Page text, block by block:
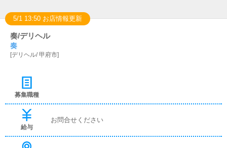
5/1 13:50 お店情報更新
奏/デリヘル
奏
[デリヘル/甲府市]
募集職種
給与
お問合せください